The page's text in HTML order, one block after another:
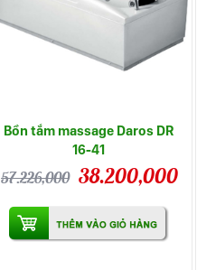
Bồn tắm massage Daros DR
16-41
57.226,000 38.200,000